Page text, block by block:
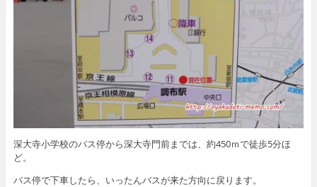
深大寺小学校のバス停から深大寺門前までは、約450ｍで徒歩5分ほ
ど。
バス停で下車したら、いったんバスが来た方向に戻ります。